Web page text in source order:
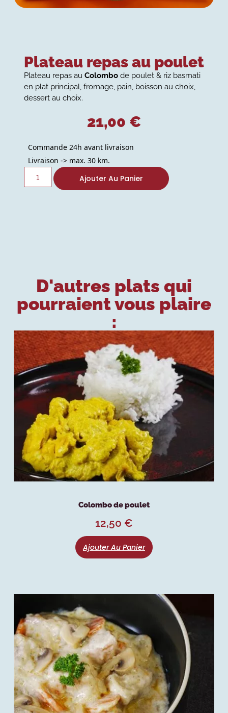
Plateau repas au poulet
Plateau repas au Colombode poulet & riz basmati
en plat principal, fromage, pain, boisson au choix,
dessert au choix.
21,00 €
Commande 24h avant livraison
Livraison -> max. 30 km.
Ajouter Au Panier
D'autres plats qui
pourraient vous plaire
:
Colombo de poulet
12,50 €
Ajouter Au Panier